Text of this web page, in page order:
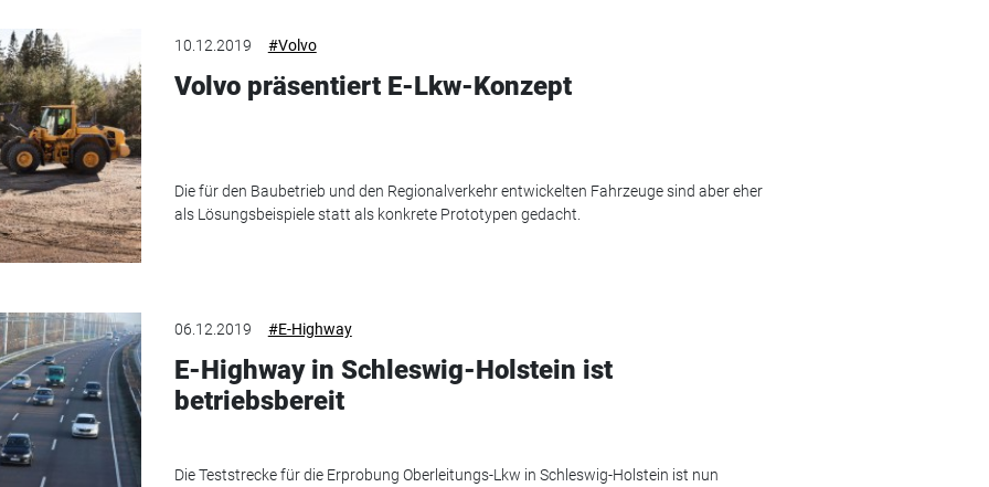
10.12.2019 #Volvo
Volvo präsentiert E-Lkw-Konzept
Die für den Baubetrieb und den Regionalverkehr entwickelten Fahrzeuge sind aber eher
als Lösungsbeispiele statt als konkrete Prototypen gedacht.
06.12.2019 #E-Highway
E-Highway in Schleswig-Holstein ist
betriebsbereit
Die Teststrecke für die Erprobung Oberleitungs-Lkw in Schleswig-Holstein ist nun